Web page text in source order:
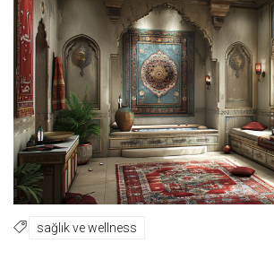
sağlık ve wellness